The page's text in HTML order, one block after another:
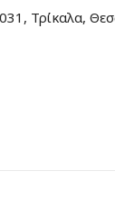
Τρίκαλα,